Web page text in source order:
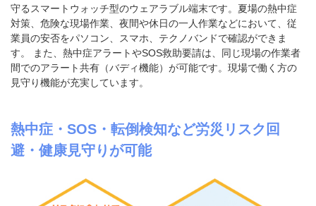
守るスマートウォッチ型のウェアラブル端末です。夏場の熱中症
対策、危険な現場作業、夜間や休日の一人作業などにおいて、従
業員の安否をパソコン、スマホ、テクノバンドで確認ができま
す。 また、熱中症アラートやSOS救助要請は、同じ現場の作業者
間でのアラート共有（バディ機能）が可能です。現場で働く方の
見守り機能が充実しています。
熱中症・SOS・転倒検知など労災リスク回
避・健康見守りが可能